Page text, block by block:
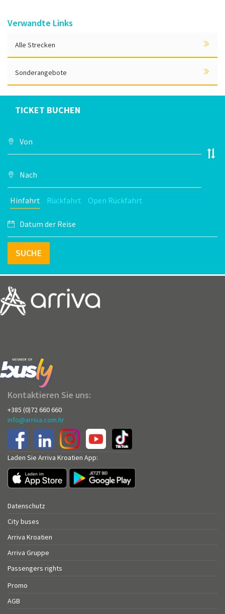
Verwandte Links
Alle Strecken
Sonderangebote
TICKET BUCHEN
Hinfahrt Rückfahrt Open Rückfahrt
SUCHE
Kontaktieren Sie uns:
+385 (0)72 660 660
info@arriva.com.hr
Laden Sie Arriva Kroatien App:
Datenschutz
City buses
Arriva Kroatien
Arriva Gruppe
Passengers rights
Promo
AGB